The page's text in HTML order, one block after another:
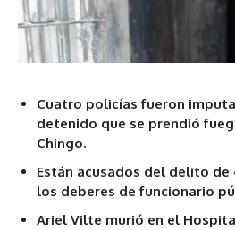
Cuatro policías fueron
detenido que se prendió
Chingo.
Están acusados del delito
los deberes de funcionario
Ariel Vilte murió en el